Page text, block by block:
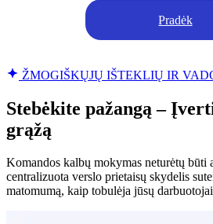
Pradėk
ŽMOGIŠKŲJŲ IŠTEKLIŲ IR
Stebėkite pažangą –
grąžą
Komandos kalbų mokymas neturėtų būti
centralizuota verslo prietaisų skydelis
matomumą, kaip tobulėja jūsų